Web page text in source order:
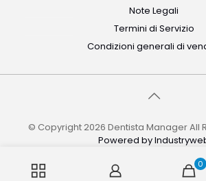
Note Legali
Termini di Servizio
Condizioni generali di
© Copyright 2026 Dentista Manager All
Powered by
0